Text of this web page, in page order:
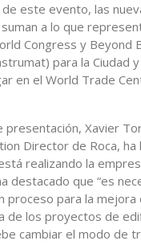
de este evento, las
a lo que
Congress y Beyond
para la Ciudad
en el World Trade
presentación, Xavier
Director de Roca, ha
realizando la
destacado que “es
proceso para la mejora
de los proyectos de
cambiar el modo de